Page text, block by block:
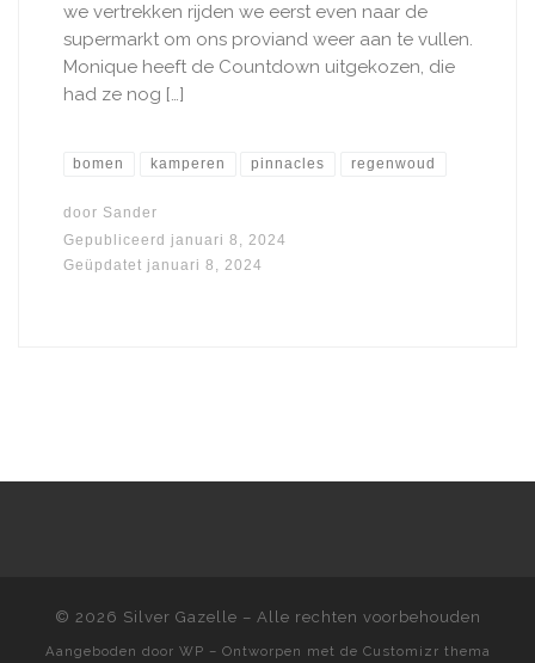
we vertrekken rijden we eerst even naar de
supermarkt om ons proviand weer aan te vullen.
Monique heeft de Countdown uitgekozen, die
had ze nog […]
bomen kamperen pinnacles regenwoud
door Sander
Gepubliceerd januari 8, 2024
Geüpdatet januari 8, 2024
© 2026 Silver Gazelle – Alle rechten voorbehouden
Aangeboden door WP – Ontworpen met de Customizr thema